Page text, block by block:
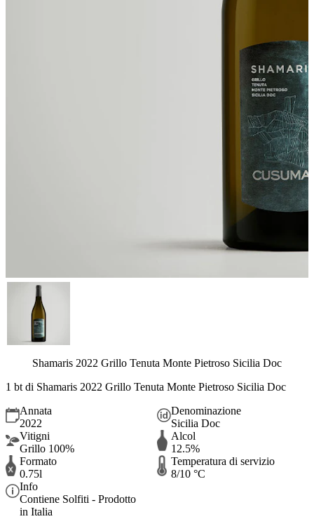
Shamaris 2022 Grillo Tenuta Monte Pietroso Sicilia Doc
1 bt di Shamaris 2022 Grillo Tenuta Monte Pietroso Sicilia Doc
Annata
2022
Denominazione
Sicilia Doc
Vitigni
Grillo 100%
Alcol
12.5%
Formato
0.75l
Temperatura di servizio
8/10 °C
Info
Contiene Solfiti - Prodotto
in Italia